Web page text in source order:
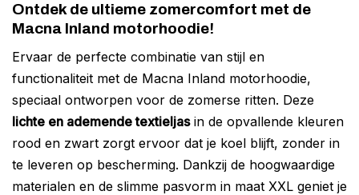
Ontdek de ultieme zomercomfort met de
Macna Inland motorhoodie!
Ervaar de perfecte combinatie van stijl en
functionaliteit met de Macna Inland motorhoodie,
speciaal ontworpen voor de zomerse ritten. Deze
lichte en ademende textieljasin de opvallende kleuren
rood en zwart zorgt ervoor dat je koel blijft, zonder in
te leveren op bescherming. Dankzij de hoogwaardige
materialen en de slimme pasvorm in maat XXL geniet je